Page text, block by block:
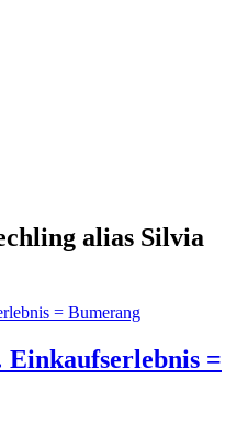
alias Silvia
=